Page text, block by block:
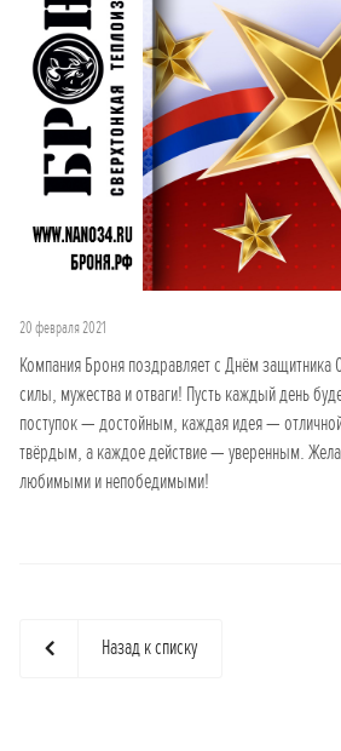
20 февраля 2021
Компания Броня поздравляет с Днём защитника
силы, мужества и отваги! Пусть каждый день
поступок — достойным, каждая идея —
твёрдым, а каждое действие — уверенным.
любимыми и непобедимыми!
Назад к списку